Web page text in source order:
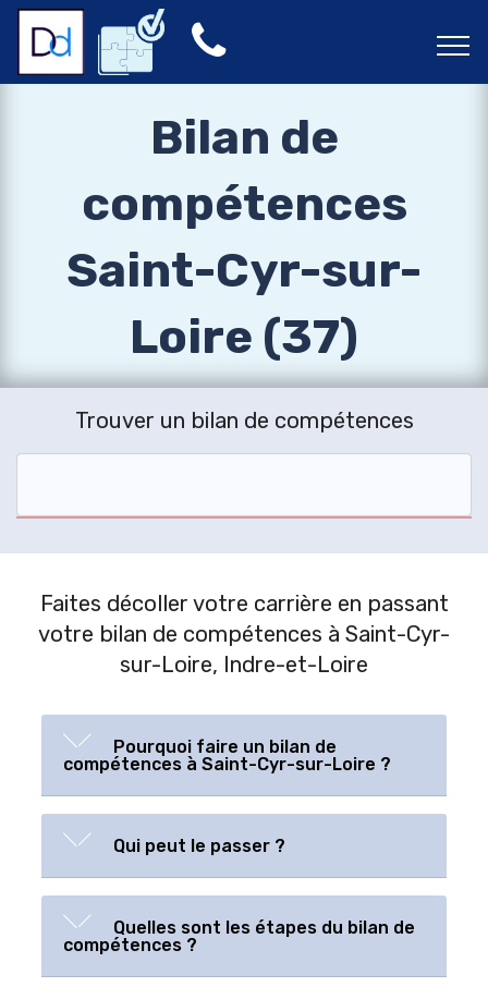
Bilan de
compétences
Saint-Cyr-sur-
Loire (37)
Trouver un bilan de compétences
Faites décoller votre carrière en passant
votre bilan de compétences à Saint-Cyr-
sur-Loire, Indre-et-Loire
Pourquoi faire un bilan de
compétences à Saint-Cyr-sur-Loire ?
Qui peut le passer ?
Quelles sont les étapes du bilan de
compétences ?